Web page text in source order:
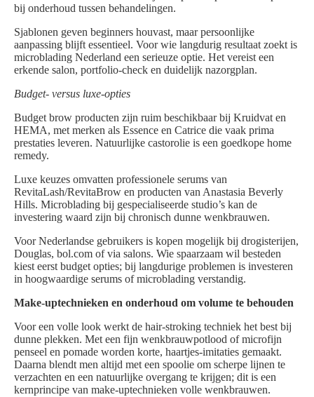
bij onderhoud tussen behandelingen.
Sjablonen geven beginners houvast, maar persoonlijke
aanpassing blijft essentieel. Voor wie langdurig resultaat zoekt is
microblading Nederland een serieuze optie. Het vereist een
erkende salon, portfolio-check en duidelijk nazorgplan.
Budget- versus luxe-opties
Budget brow producten zijn ruim beschikbaar bij Kruidvat en
HEMA, met merken als Essence en Catrice die vaak prima
prestaties leveren. Natuurlijke castorolie is een goedkope home
remedy.
Luxe keuzes omvatten professionele serums van
RevitaLash/RevitaBrow en producten van Anastasia Beverly
Hills. Microblading bij gespecialiseerde studio’s kan de
investering waard zijn bij chronisch dunne wenkbrauwen.
Voor Nederlandse gebruikers is kopen mogelijk bij drogisterijen,
Douglas, bol.com of via salons. Wie spaarzaam wil besteden
kiest eerst budget opties; bij langdurige problemen is investeren
in hoogwaardige serums of microblading verstandig.
Make-uptechnieken en onderhoud om volume te behouden
Voor een volle look werkt de hair-stroking techniek het best bij
dunne plekken. Met een fijn wenkbrauwpotlood of microfijn
penseel en pomade worden korte, haartjes-imitaties gemaakt.
Daarna blendt men altijd met een spoolie om scherpe lijnen te
verzachten en een natuurlijke overgang te krijgen; dit is een
kernprincipe van make-uptechnieken volle wenkbrauwen.